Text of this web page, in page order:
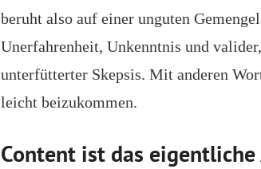
beruht also auf einer unguten
Unerfahrenheit, Unkenntnis und
unterfütterter Skepsis. Mit anderen
leicht beizukommen.
Content ist das eigentliche